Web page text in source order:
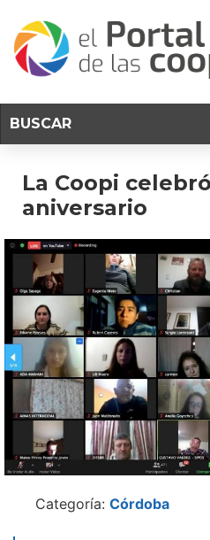
La Coopi
aniversario
Categoría: Córdoba